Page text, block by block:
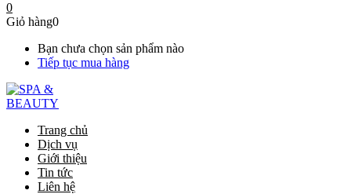
0
Giỏ hàng0
Bạn chưa chọn sản phẩm nào
Tiếp tục mua hàng
Trang chủ
Dịch vụ
Giới thiệu
Tin tức
Liên hệ